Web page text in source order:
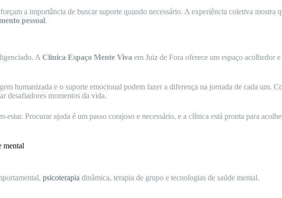
a importância de buscar suporte quando necessário. A experiência coletiva mostra
pessoal.
A Clínica Espaço Mente Viva em Juiz de Fora oferece um espaço acolhedor
humanizada e o suporte emocional podem fazer a diferença na jornada de cada um.
desafiadores momentos da vida.
Procurar ajuda é um passo corajoso e necessário, e a clínica está pronta para
mental
psicoterapia dinâmica, terapia de grupo e tecnologias de saúde mental.